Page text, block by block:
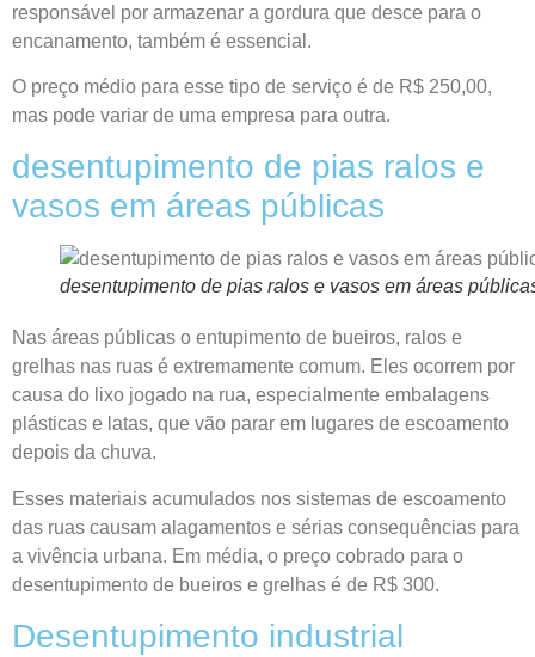
responsável por armazenar a gordura que desce para o
encanamento, também é essencial.
O preço médio para esse tipo de serviço é de R$ 250,00,
mas pode variar de uma empresa para outra.
desentupimento de pias ralos e
vasos em áreas públicas
desentupimento de pias ralos e vasos em áreas
Nas áreas públicas o entupimento de bueiros, ralos e
grelhas nas ruas é extremamente comum. Eles ocorrem por
causa do lixo jogado na rua, especialmente embalagens
plásticas e latas, que vão parar em lugares de escoamento
depois da chuva.
Esses materiais acumulados nos sistemas de escoamento
das ruas causam alagamentos e sérias consequências para
a vivência urbana. Em média, o preço cobrado para o
desentupimento de bueiros e grelhas é de R$ 300.
Desentupimento industrial